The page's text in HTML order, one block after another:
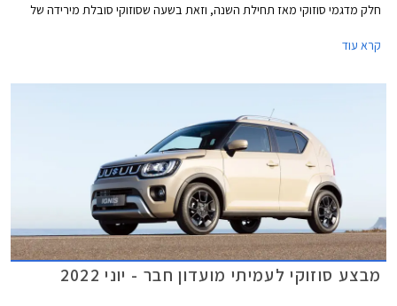
חלק מדגמי סוזוקי מאז תחילת השנה, וזאת בשעה שסוזוקי סובלת מירידה של
קרא עוד
מבצע סוזוקי לעמיתי מועדון חבר - יוני 2022